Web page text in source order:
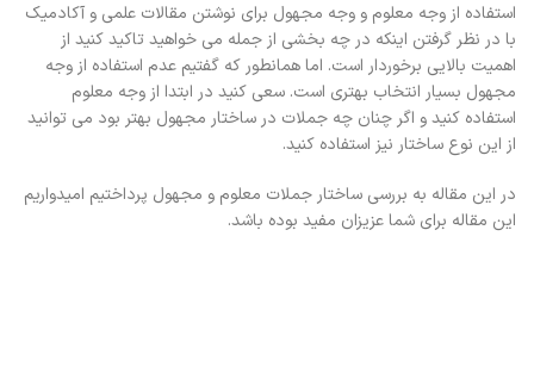
استفاده از وجه معلوم و وجه مجهول برای نوشتن مقالات علمی و آکادمیک
با در نظر گرفتن اینکه در چه بخشی از جمله می خواهید تاکید کنید از
اهمیت بالایی برخوردار است. اما همانطور که گفتیم عدم استفاده از وجه
مجهول بسیار انتخاب بهتری است. سعی کنید در ابتدا از وجه معلوم
استفاده کنید و اگر چنان چه جملات در ساختار مجهول بهتر بود می توانید
از این نوع ساختار نیز استفاده کنید.
در این مقاله به بررسی ساختار جملات معلوم و مجهول پرداختیم امیدواریم
این مقاله برای شما عزیزان مفید بوده باشد.